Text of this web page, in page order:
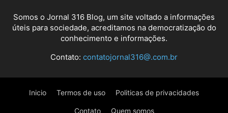
Somos o Jornal 316 Blog, um site voltado a informações
úteis para sociedade, acreditamos na democratização do
conhecimento e informações.
Contato: contatojornal316@.com.br
Inicio Termos de uso Politicas de privacidades
Contato Quem somos